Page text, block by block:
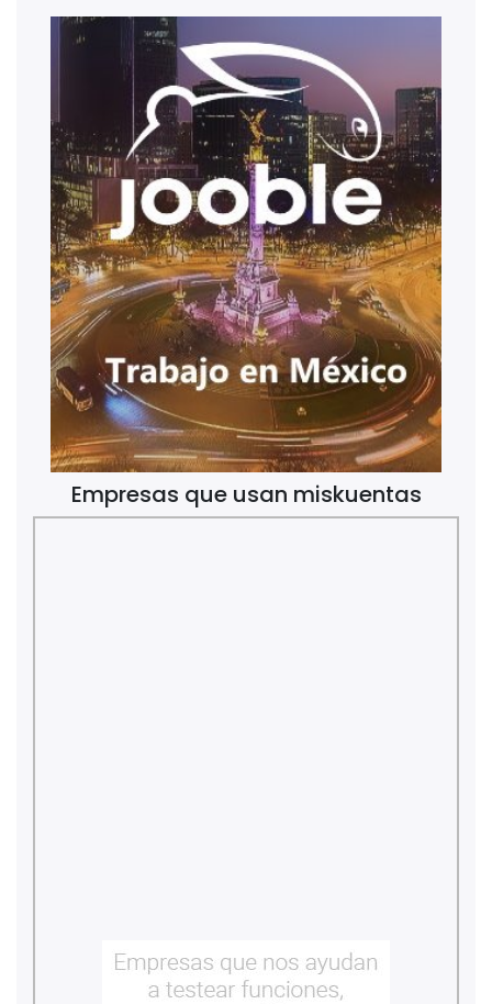
Empresas que usan miskuentas